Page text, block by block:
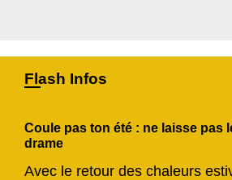
Flash Infos
Coule pas ton été : ne laisse pas
drame
Avec le retour des chaleurs